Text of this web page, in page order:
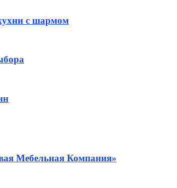
с шармом
Мебельная Компания»